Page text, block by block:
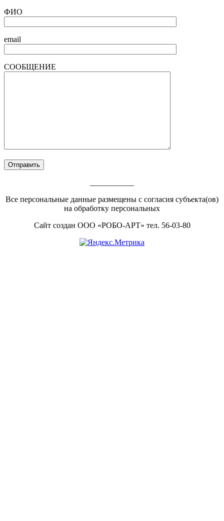
ФИО
email
СООБЩЕНИЕ
Все персональные данные размещены с согласия субъекта(ов)
на обработку персональных
FooterСайт создан ООО «РОБО-АРТ» тел. 56-03-80